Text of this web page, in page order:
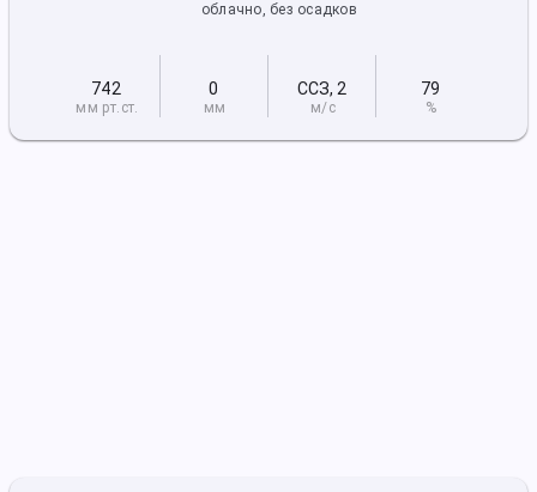
облачно, без осадков
742
мм рт.ст.
0
мм
ССЗ, 2
м/с
79
%